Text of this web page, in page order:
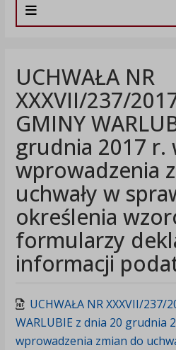
UCHWAŁA NR
XXXVII/237/
GMINY
grudnia 2017 r.
wprowadzenia
uchwały w
określenia
formularzy
informacji
UCHWAŁA NR XXXVII/237/
WARLUBIE z dnia 20 grudnia
wprowadzenia zmian do